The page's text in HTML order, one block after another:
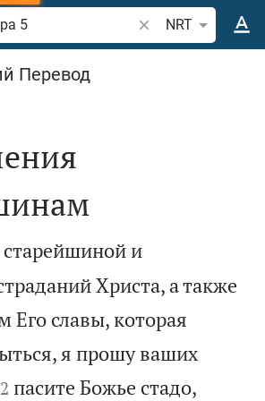
Поиск по отрывку
NRT
Перевод
и
Христа, а также
Его славы, которая
я прошу ваших


2 пасите Божье стадо,